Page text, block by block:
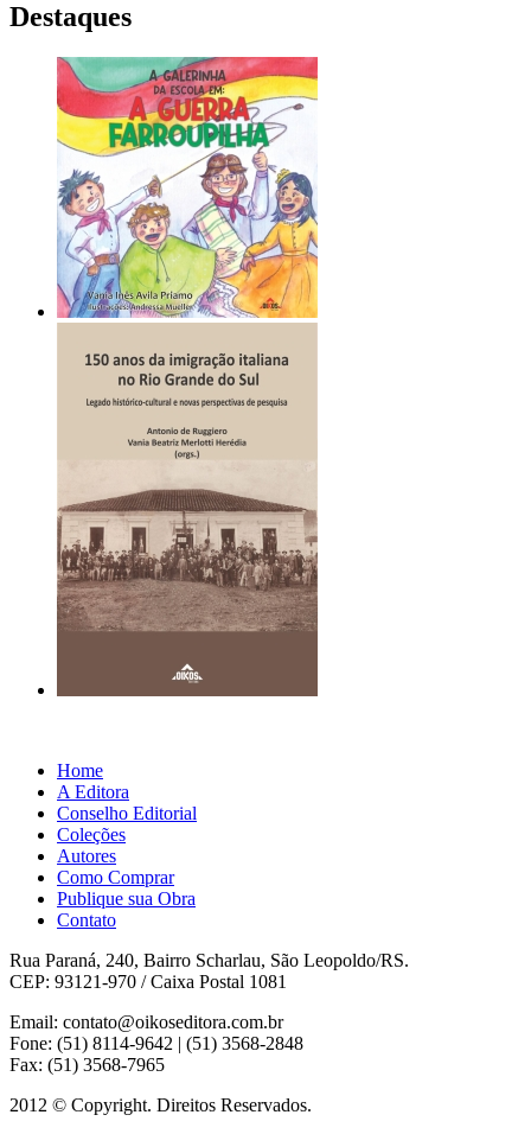
Destaques
Home
A Editora
Conselho Editorial
Coleções
Autores
Como Comprar
Publique sua Obra
Contato
Rua Paraná, 240, Bairro Scharlau, São Leopoldo/RS.
CEP: 93121-970 / Caixa Postal 1081
Email: contato@oikoseditora.com.br
Fone: (51) 8114-9642 | (51) 3568-2848
Fax: (51) 3568-7965
2012 © Copyright. Direitos Reservados.